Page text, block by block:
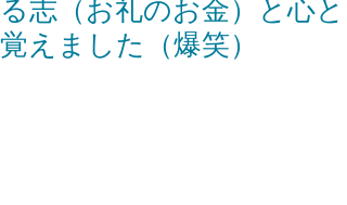
る志（お礼のお金）と心と
覚えました（爆笑）